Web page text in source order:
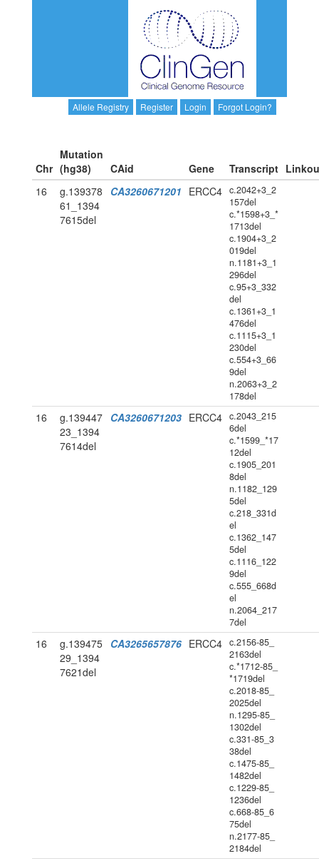
Allele Registry Register Login Forgot Login?
Chr
Mutation
(hg38)
CAid Gene Transcript
16
g.139378
61_1394
7615del
CA3260671201 ERCC4 c.2042+3_2
157del
c.*1598+3_*
1713del
c.1904+3_2
019del
n.1181+3_1
296del
c.95+3_332
del
c.1361+3_1
476del
c.1115+3_1
230del
c.554+3_66
9del
n.2063+3_2
178del
16
g.139447
23_1394
7614del
CA3260671203 ERCC4 c.2043_215
6del
c.*1599_*17
12del
c.1905_201
8del
n.1182_129
5del
c.218_331d
el
c.1362_147
5del
c.1116_122
9del
c.555_668d
el
n.2064_217
7del
16
g.139475
29_1394
7621del
CA3265657876 ERCC4 c.2156-85_
2163del
c.*1712-85_
*1719del
c.2018-85_
2025del
n.1295-85_
1302del
c.331-85_3
38del
c.1475-85_
1482del
c.1229-85_
1236del
c.668-85_6
75del
n.2177-85_
2184del